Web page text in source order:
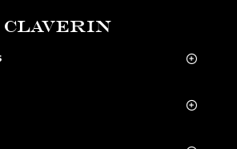
CLAVERIN